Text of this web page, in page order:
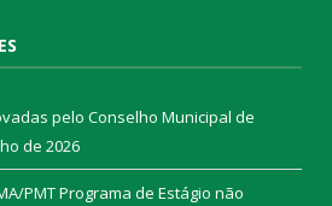
pelo Conselho Municipal de
de 2026
PMT Programa de Estágio não